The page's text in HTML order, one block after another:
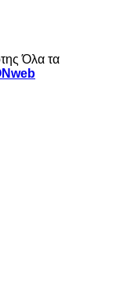
Όλα τα